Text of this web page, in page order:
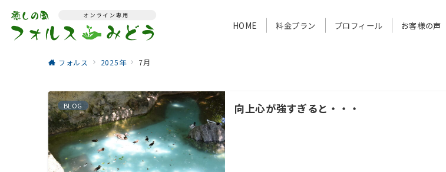
HOME 料金プラン プロフィール お客様の声
フォルス 2025年 7月
BLOG 向上心が強すぎると・・・